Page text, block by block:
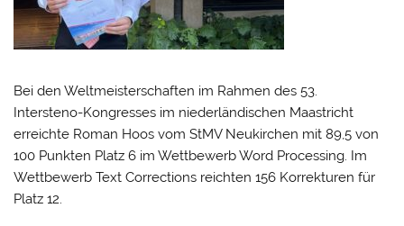
Bei den Weltmeisterschaften im Rahmen des 53.
Intersteno-Kongresses im niederländischen Maastricht
erreichte Roman Hoos vom StMV Neukirchen mit 89,5 von
100 Punkten Platz 6 im Wettbewerb Word Processing. Im
Wettbewerb Text Corrections reichten 156 Korrekturen für
Platz 12.